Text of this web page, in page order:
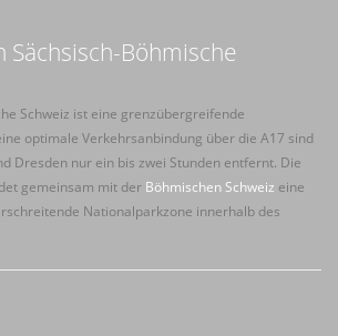
Sächsisch-Böhmische
Schweiz ist eine grenzübergreifende
optimale Verkehrsanbindung über die A17 sind
Dresden nur ein bis zwei Stunden entfernt. Die
gemeinsam mit der Böhmischen Schweiz eine
Nationalparkzone innerhalb des